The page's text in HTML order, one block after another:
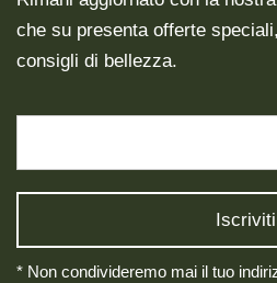
che su presenta offerte
consigli di bellezza.
* Non condivideremo mai il tuo